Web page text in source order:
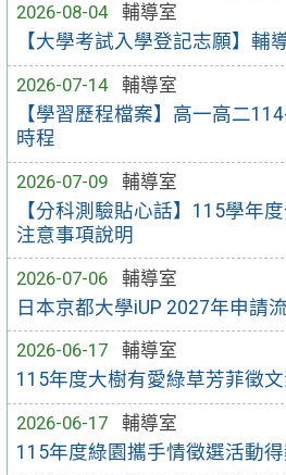
2026-08-04
輔導室
【大學考試入學登記志願】輔
2026-07-14
輔導室
【學習歷程檔案】高一高二
時程
2026-07-09
輔導室
【分科測驗貼心話】115學年
注意事項說明
2026-07-06
輔導室
日本京都大學iUP 2027年申請
2026-06-17
輔導室
115年度大樹有愛綠草芳菲徵
2026-06-17
輔導室
115年度綠園攜手情徵選活動